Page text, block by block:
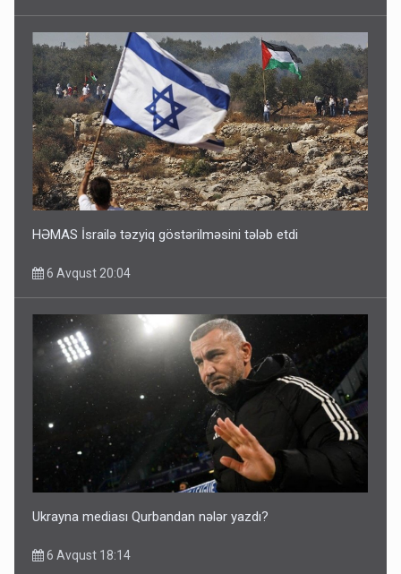
HƏMAS İsrailə təzyiq göstərilməsini tələb etdi
6 Avqust 20:04
Ukrayna mediası Qurbandan nələr yazdı?
6 Avqust 18:14